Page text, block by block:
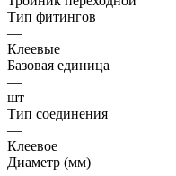
Тип фитингов
—
Клеевые
Базовая единица
—
шт
Тип соединения
—
Клеевое
Диаметр (мм)